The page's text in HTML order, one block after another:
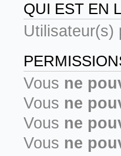
QUI EST EN
Utilisateur(s)
Vous ne
Vous ne
Vous ne
Vous ne